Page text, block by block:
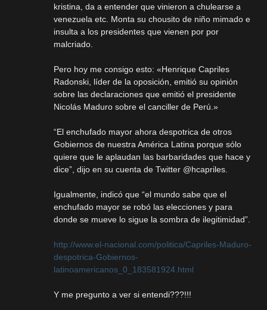
kristina, da a entender que vinieron a chulearse a
venezuela etc. Monta su chousito de niño mimado e
insulta a los presidentes que vienen por por
malcriado.
Pero hoy me consigo esto: «Henrique Capriles
Radonski, líder de la oposición, emitió su opinión
sobre las declaraciones que emitió el presidente
Nicolás Maduro sobre el canciller de Perú.»
“El enchufado mayor ahora despotrica de otros
Gobiernos de nuestra América Latina porque sólo
quiere que le aplaudan las barbaridades que hace y
dice”, dijo en su cuenta de Twitter @hcapriles.
Igualmente, indicó que “el mundo sabe que el
enchufado mayor se robó las elecciones y para
donde se mueve lo sigue la sombra de ilegitimidad”.
http://www.el-nacional.com/politica/Capriles-Maduro-
despotrica-Gobiernos-
latinoamericanos_0_183581924.html
Y me pregunto a ver si entendi???!!!